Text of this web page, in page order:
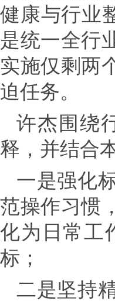
健康与行业
是统一全行
实施仅剩两
迫任务。
许杰围绕
释，并结合
一是强化
范操作习惯
化为日常工
标；
二是坚持